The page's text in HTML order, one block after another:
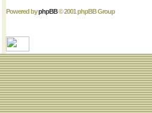
Powered byphpBB© 2001 phpBB Group